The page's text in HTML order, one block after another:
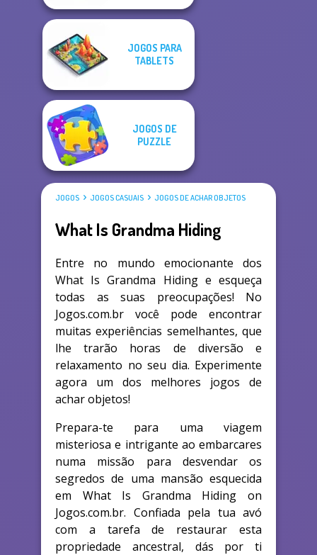
JOGOS PARA
TABLETS
JOGOS DE
PUZZLE
JOGOS JOGOS CASUAIS JOGOS DE ACHAR OBJETOS
What Is Grandma Hiding
Entre no mundo emocionante dos
What Is Grandma Hiding e esqueça
todas as suas preocupações! No
Jogos.com.br você pode encontrar
muitas experiências semelhantes, que
lhe trarão horas de diversão e
relaxamento no seu dia. Experimente
agora um dos melhores jogos de
achar objetos!
Prepara-te para uma viagem
misteriosa e intrigante ao embarcares
numa missão para desvendar os
segredos de uma mansão esquecida
em What Is Grandma Hiding on
Jogos.com.br. Confiada pela tua avó
com a tarefa de restaurar esta
propriedade ancestral, dás por ti